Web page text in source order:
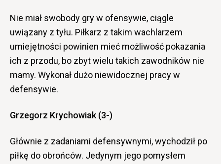
Nie miał swobody gry w ofensywie, ciągle
uwiązany z tyłu. Piłkarz z takim wachlarzem
umiejętności powinien mieć możliwość pokazania
ich z przodu, bo zbyt wielu takich zawodników nie
mamy. Wykonał dużo niewidocznej pracy w
defensywie.
Grzegorz Krychowiak (3-)
Głównie z zadaniami defensywnymi, wychodził po
piłkę do obrońców. Jedynym jego pomysłem